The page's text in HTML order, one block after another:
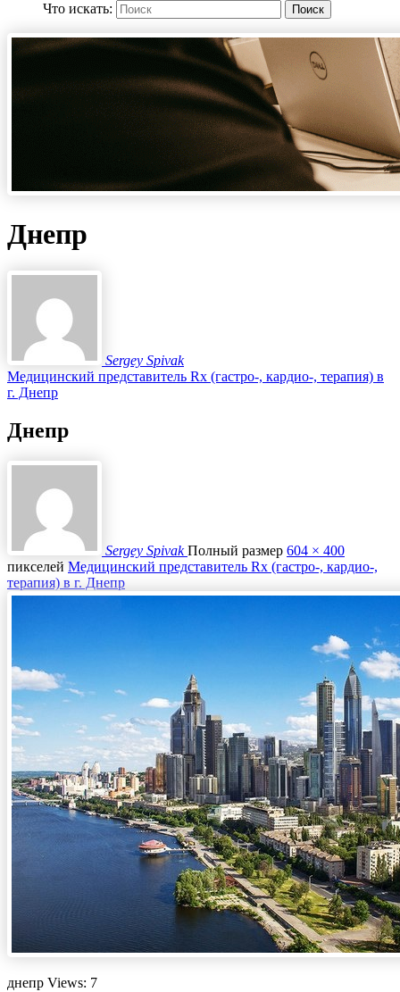
Что искать:
Поиск
Днепр
Sergey Spivak
Медицинский представитель Rx (гастро-, кардио-, терапия) в
г. Днепр
Днепр
Sergey Spivak Полный размер 604 × 400
пикселей Медицинский представитель Rx (гастро-, кардио-,
терапия) в г. Днепр
днепр Views: 7